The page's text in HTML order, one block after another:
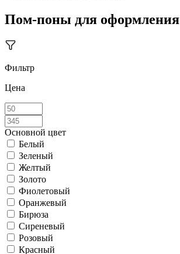
Пом-поны для оформления
Фильтр
Цена
Основной цвет
Белый
Зеленый
Желтый
Золото
Фиолетовый
Оранжевый
Бирюза
Сиреневый
Розовый
Красный